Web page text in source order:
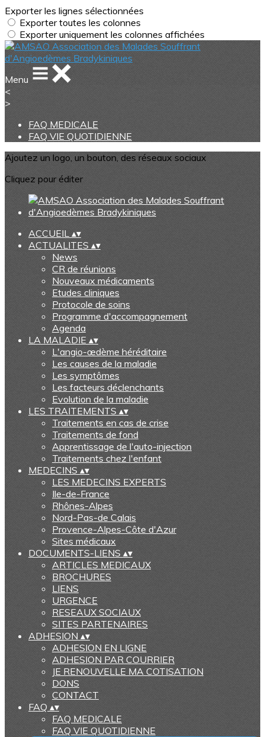
Exporter les lignes sélectionnées
Exporter toutes les colonnes
Exporter uniquement les colonnes affichées
Menu
<
>
FAQ MEDICALE
FAQ VIE QUOTIDIENNE
Ajoutez un logo, un bouton, des réseaux sociaux
Cliquez pour éditer
ACCUEIL ▴▾
ACTUALITES ▴▾
News
CR de réunions
Nouveaux médicaments
Etudes cliniques
Protocole de soins
Programme d'accompagnement
Agenda
LA MALADIE ▴▾
L'angio-œdème héréditaire
Les causes de la maladie
Les symptômes
Les facteurs déclenchants
Evolution de la maladie
LES TRAITEMENTS ▴▾
Traitements en cas de crise
Traitements de fond
Apprentissage de l'auto-injection
Traitements chez l'enfant
MEDECINS ▴▾
LES MEDECINS EXPERTS
Ile-de-France
Rhônes-Alpes
Nord-Pas-de Calais
Provence-Alpes-Côte d'Azur
Sites médicaux
DOCUMENTS-LIENS ▴▾
ARTICLES MEDICAUX
BROCHURES
LIENS
URGENCE
RESEAUX SOCIAUX
SITES PARTENAIRES
ADHESION ▴▾
ADHESION EN LIGNE
ADHESION PAR COURRIER
JE RENOUVELLE MA COTISATION
DONS
CONTACT
FAQ ▴▾
FAQ MEDICALE
FAQ VIE QUOTIDIENNE